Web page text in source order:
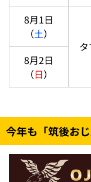
8月1日
（土）
8月2日
（日）
今年も「筑後お